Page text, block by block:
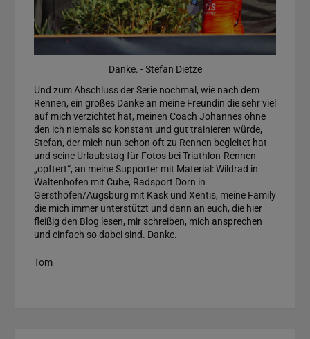
Danke. - Stefan Dietze
Und zum Abschluss der Serie nochmal, wie nach dem
Rennen, ein großes Danke an meine Freundin die sehr viel
auf mich verzichtet hat, meinen Coach Johannes ohne
den ich niemals so konstant und gut trainieren würde,
Stefan, der mich nun schon oft zu Rennen begleitet hat
und seine Urlaubstag für Fotos bei Triathlon-Rennen
„opftert“, an meine Supporter mit Material: Wildrad in
Waltenhofen mit Cube, Radsport Dorn in
Gersthofen/Augsburg mit Kask und Xentis, meine Family
die mich immer unterstützt und dann an euch, die hier
fleißig den Blog lesen, mir schreiben, mich ansprechen
und einfach so dabei sind. Danke.
Tom